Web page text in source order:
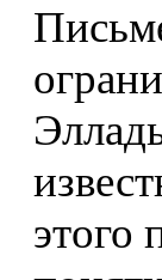
этого